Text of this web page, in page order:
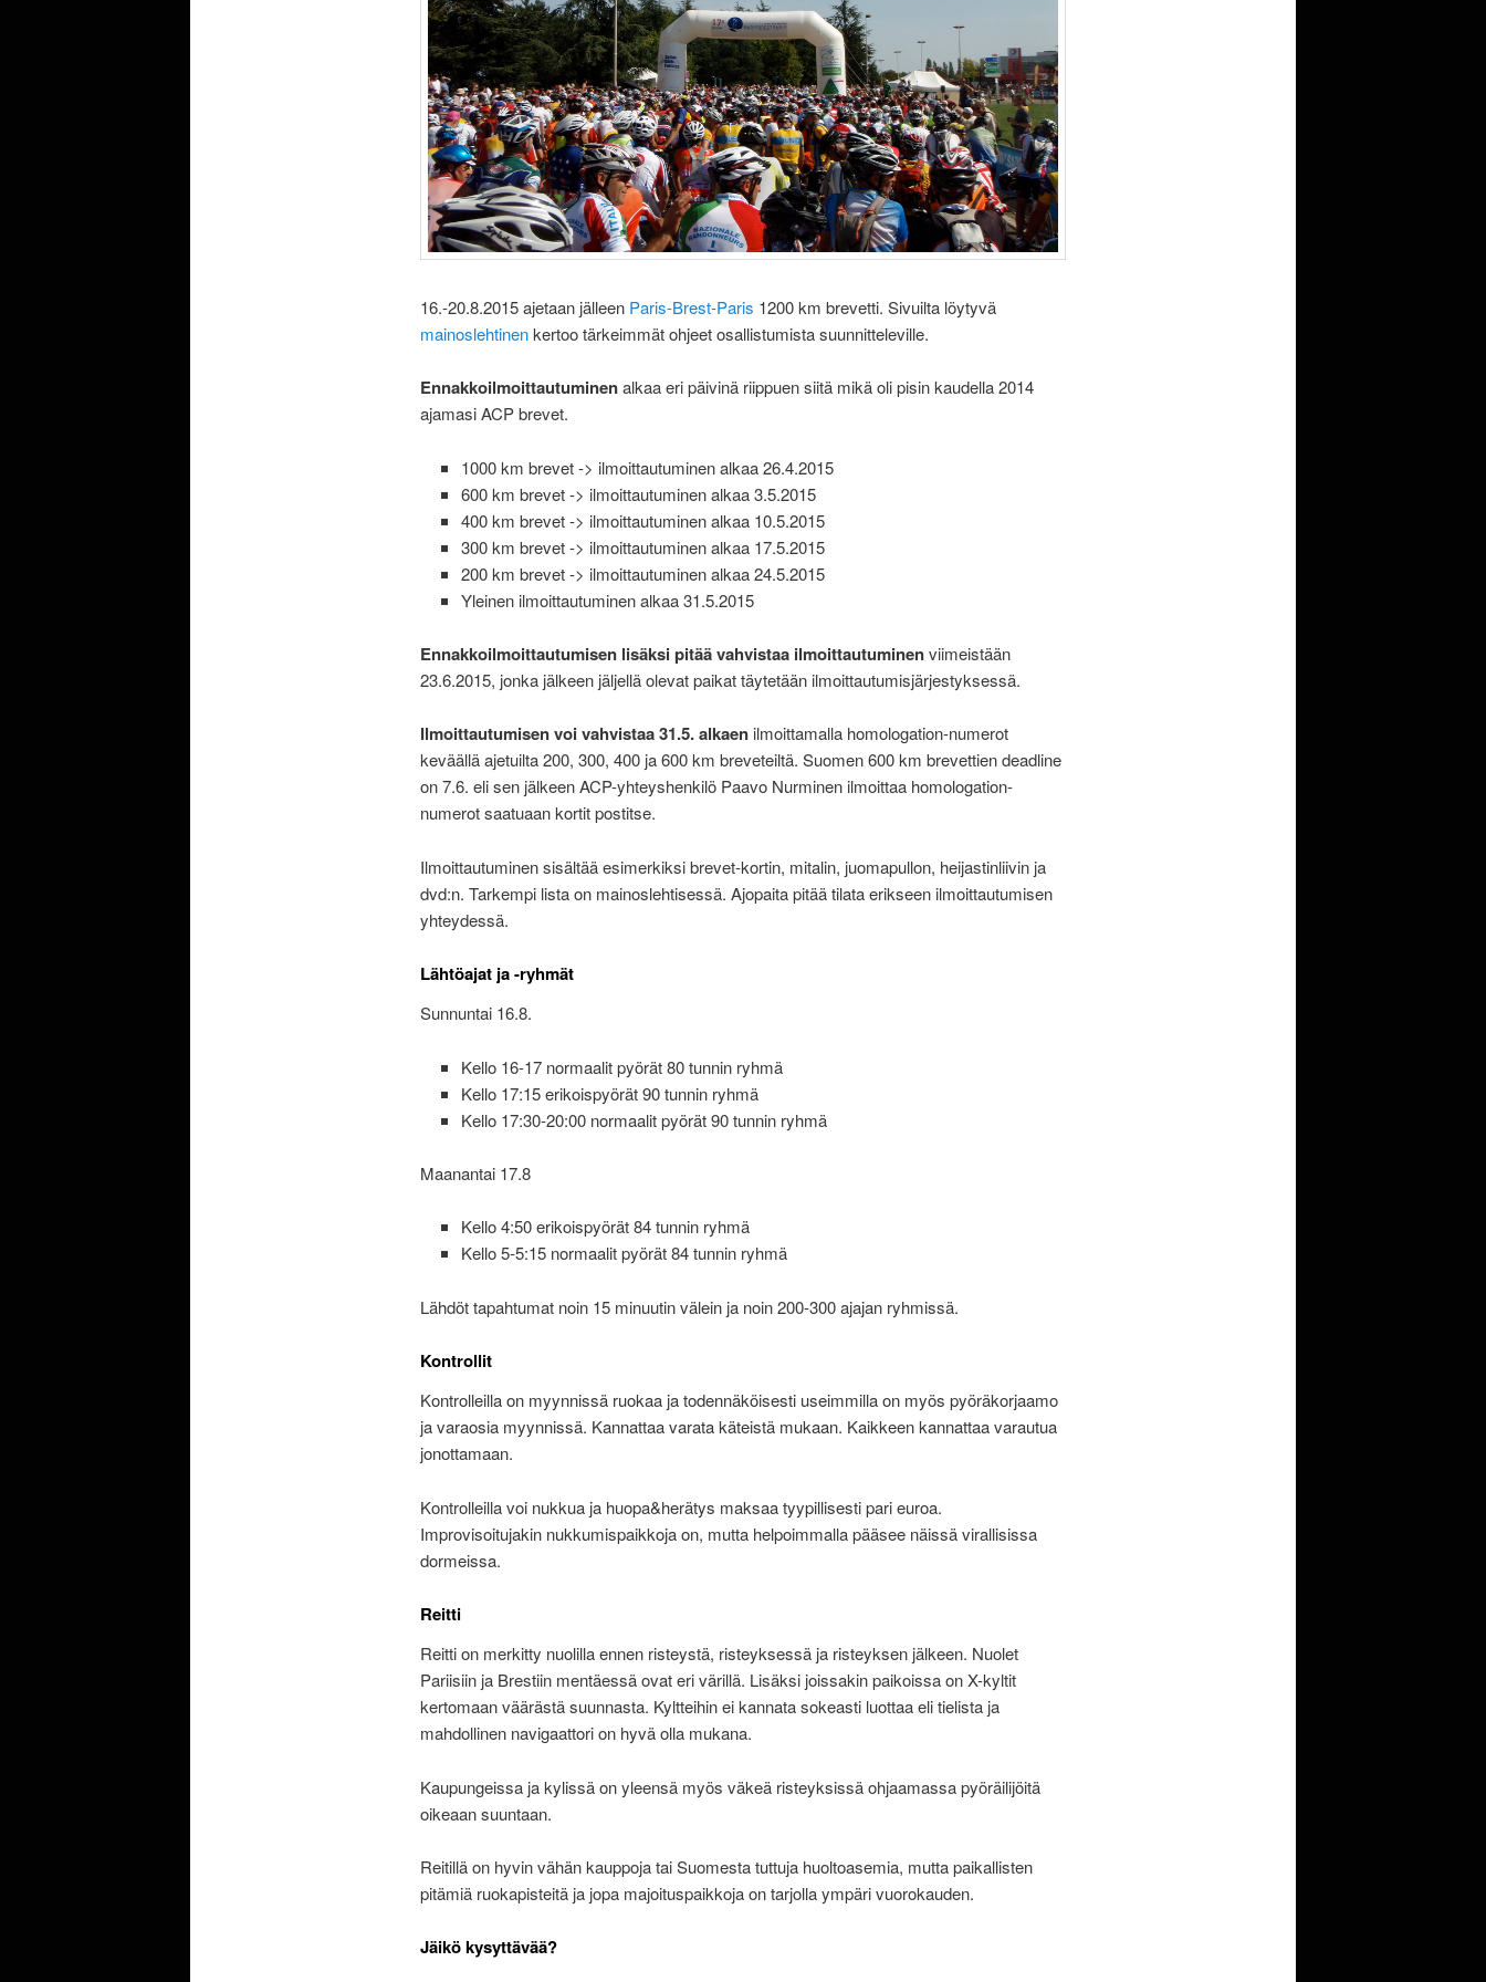
16.-20.8.2015 ajetaan jälleen Paris-Brest-Paris 1200 km brevetti. Sivuilta löytyvä
mainoslehtinenkertoo tärkeimmät ohjeet osallistumista suunnitteleville.
Ennakkoilmoittautuminenalkaa eri päivinä riippuen siitä mikä oli pisin kaudella 2014
ajamasi ACP brevet.
1000 km brevet -> ilmoittautuminen alkaa 26.4.2015
600 km brevet -> ilmoittautuminen alkaa 3.5.2015
400 km brevet -> ilmoittautuminen alkaa 10.5.2015
300 km brevet -> ilmoittautuminen alkaa 17.5.2015
200 km brevet -> ilmoittautuminen alkaa 24.5.2015
Yleinen ilmoittautuminen alkaa 31.5.2015
Ennakkoilmoittautumisen lisäksi pitää vahvistaa ilmoittautuminenviimeistään
23.6.2015, jonka jälkeen jäljellä olevat paikat täytetään ilmoittautumisjärjestyksessä.
Ilmoittautumisen voi vahvistaa 31.5. alkaenilmoittamalla homologation-numerot
keväällä ajetuilta 200, 300, 400 ja 600 km breveteiltä. Suomen 600 km brevettien deadline
on 7.6. eli sen jälkeen ACP-yhteyshenkilö Paavo Nurminen ilmoittaa homologation-
numerot saatuaan kortit postitse.
Ilmoittautuminen sisältää esimerkiksi brevet-kortin, mitalin, juomapullon, heijastinliivin ja
dvd:n. Tarkempi lista on mainoslehtisessä. Ajopaita pitää tilata erikseen ilmoittautumisen
yhteydessä.
Lähtöajat ja -ryhmät
Sunnuntai 16.8.
Kello 16-17 normaalit pyörät 80 tunnin ryhmä
Kello 17:15 erikoispyörät 90 tunnin ryhmä
Kello 17:30-20:00 normaalit pyörät 90 tunnin ryhmä
Maanantai 17.8
Kello 4:50 erikoispyörät 84 tunnin ryhmä
Kello 5-5:15 normaalit pyörät 84 tunnin ryhmä
Lähdöt tapahtumat noin 15 minuutin välein ja noin 200-300 ajajan ryhmissä.
Kontrollit
Kontrolleilla on myynnissä ruokaa ja todennäköisesti useimmilla on myös pyöräkorjaamo
ja varaosia myynnissä. Kannattaa varata käteistä mukaan. Kaikkeen kannattaa varautua
jonottamaan.
Kontrolleilla voi nukkua ja huopa&herätys maksaa tyypillisesti pari euroa.
Improvisoitujakin nukkumispaikkoja on, mutta helpoimmalla pääsee näissä virallisissa
dormeissa.
Reitti
Reitti on merkitty nuolilla ennen risteystä, risteyksessä ja risteyksen jälkeen. Nuolet
Pariisiin ja Brestiin mentäessä ovat eri värillä. Lisäksi joissakin paikoissa on X-kyltit
kertomaan väärästä suunnasta. Kyltteihin ei kannata sokeasti luottaa eli tielista ja
mahdollinen navigaattori on hyvä olla mukana.
Kaupungeissa ja kylissä on yleensä myös väkeä risteyksissä ohjaamassa pyöräilijöitä
oikeaan suuntaan.
Reitillä on hyvin vähän kauppoja tai Suomesta tuttuja huoltoasemia, mutta paikallisten
pitämiä ruokapisteitä ja jopa majoituspaikkoja on tarjolla ympäri vuorokauden.
Jäikö kysyttävää?